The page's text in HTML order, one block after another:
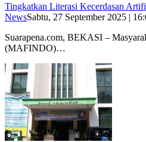
Tingkatkan Literasi Kecerdasan
NewsSabtu, 27 September 2025 |
Suarapena.com, BEKASI –
(MAFINDO)…